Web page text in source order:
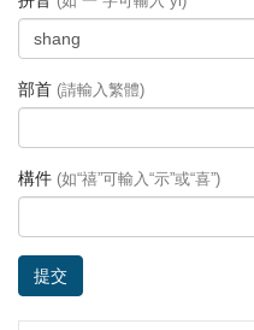
部首 (請輸入繁體)
構件 (如“禧”可輸入“示”或“喜”)
提交